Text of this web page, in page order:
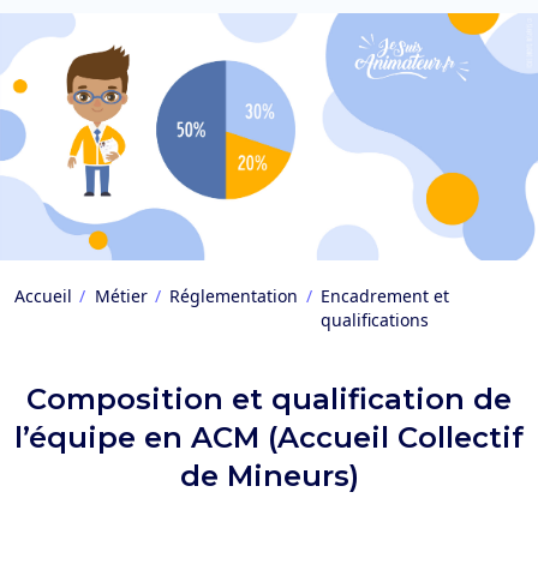
Accueil Métier Réglementation
Encadrement et
qualifications
Composition et qualification de
l’équipe en ACM (Accueil Collectif
de Mineurs)